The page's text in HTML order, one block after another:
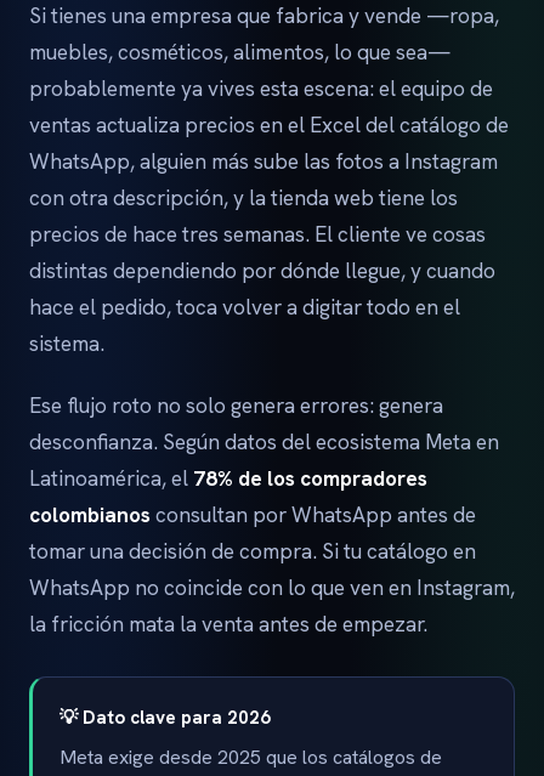
Si tienes una empresa que fabrica y vende —ropa,
muebles, cosméticos, alimentos, lo que sea—
probablemente ya vives esta escena: el equipo de
ventas actualiza precios en el Excel del catálogo de
WhatsApp, alguien más sube las fotos a Instagram
con otra descripción, y la tienda web tiene los
precios de hace tres semanas. El cliente ve cosas
distintas dependiendo por dónde llegue, y cuando
hace el pedido, toca volver a digitar todo en el
sistema.
Ese flujo roto no solo genera errores: genera
desconfianza. Según datos del ecosistema Meta en
Latinoamérica, el 78% de los compradores
colombianos consultan por WhatsApp antes de
tomar una decisión de compra. Si tu catálogo en
WhatsApp no coincide con lo que ven en Instagram,
la fricción mata la venta antes de empezar.
💡 Dato clave para 2026
Meta exige desde 2025 que los catálogos de